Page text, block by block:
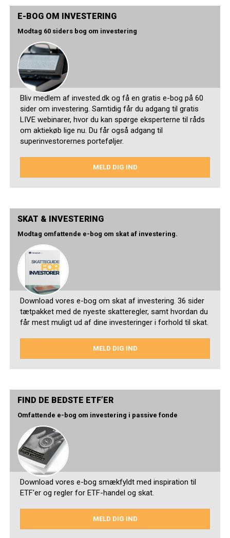
E-BOG OM INVESTERING
Modtag 60 siders bog om investering
Bliv medlem af invested.dk og få en gratis e-bog på 60
sider om investering. Samtidig får du adgang til gratis
LIVE webinarer, hvor du kan spørge eksperterne til råds
om aktiekøb lige nu. Du får også adgang til
superinvestorernes porteføljer.
MELD DIG IND
SKAT & INVESTERING
Modtag omfattende e-bog om skat af investering.
Download vores e-bog om skat af investering. 36 sider
tætpakket med de nyeste skatteregler, samt hvordan du
får mest muligt ud af dine investeringer i forhold til skat.
MELD DIG IND
FIND DE BEDSTE ETF’ER
Omfattende e-bog om investering i passive fonde
Download vores e-bog smækfyldt med inspiration til
ETF'er og regler for ETF-handel og skat.
MELD DIG IND